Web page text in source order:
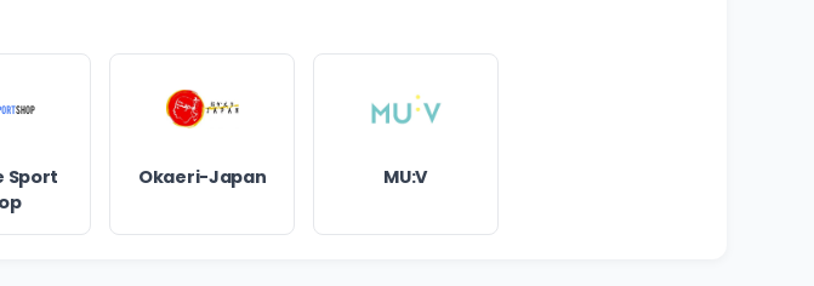
Sport
Okaeri-Japan MU:V